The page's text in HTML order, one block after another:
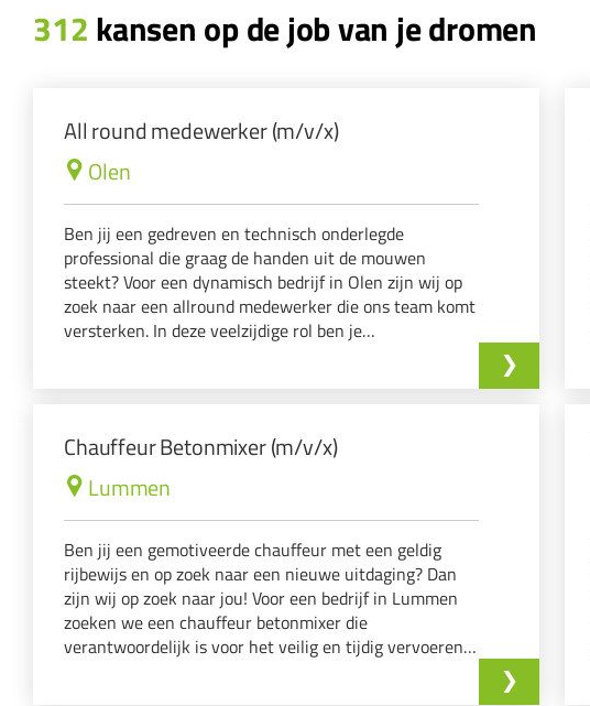
312kansen op de job van je dromen
All round medewerker (m/v/x)
Olen
Ben jij een gedreven en technisch onderlegde
professional die graag de handen uit de mouwen
steekt? Voor een dynamisch bedrijf in Olen zijn wij op
zoek naar een allround medewerker die ons team komt
versterken. In deze veelzijdige rol ben je
Chauffeur Betonmixer (m/v/x)
Lummen
Ben jij een gemotiveerde chauffeur met een geldig
rijbewijs en op zoek naar een nieuwe uitdaging? Dan
zijn wij op zoek naar jou! Voor een bedrijf in Lummen
zoeken we een chauffeur betonmixer die
verantwoordelijk is voor het veilig en tijdig vervoeren